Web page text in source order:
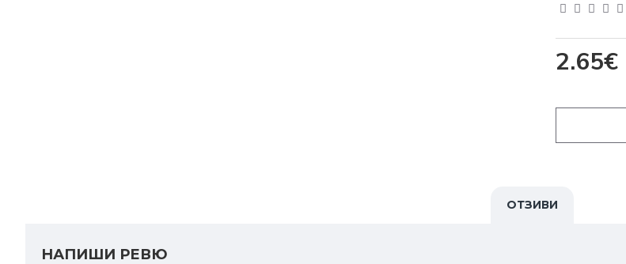
2.65€
ОТЗИВИ
НАПИШИ РЕВЮ